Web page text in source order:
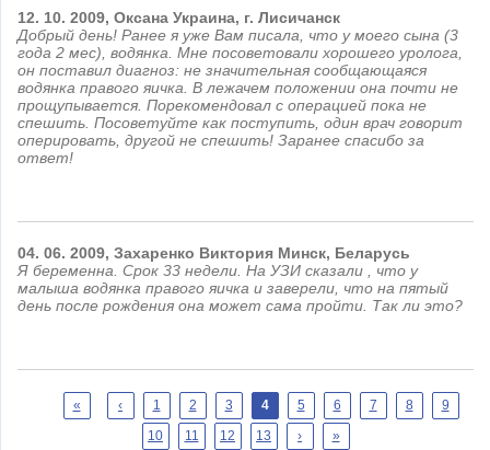
12. 10. 2009, Оксана Украина, г. Лисичанск
Добрый день! Ранее я уже Вам писала, что у моего сына (3
года 2 мес), водянка. Мне посоветовали хорошего уролога,
он поставил диагноз: не значительная сообщающаяся
водянка правого яичка. В лежачем положении она почти не
прощупывается. Порекомендовал с операцией пока не
спешить. Посоветуйте как поступить, один врач говорит
оперировать, другой не спешить! Заранее спасибо за
ответ!
04. 06. 2009, Захаренко Виктория Минск, Беларусь
Я беременна. Срок 33 недели. На УЗИ сказали , что у
малыша водянка правого яичка и заверели, что на пятый
день после рождения она может сама пройти. Так ли это?
Страницы
« ‹ 1 2 3 4 5 6 7 8
9
10
11 12 13 › »